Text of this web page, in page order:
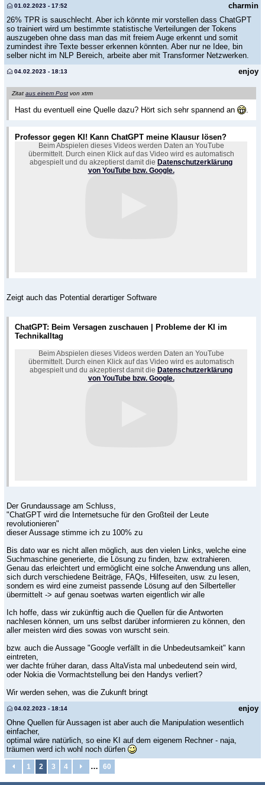
charmin
01.02.2023 - 17:52
26% TPR is sauschlecht. Aber ich könnte mir vorstellen dass ChatGPT
so trainiert wird um bestimmte statistische Verteilungen der Tokens
auszugeben ohne dass man das mit freiem Auge erkennt und somit
zumindest ihre Texte besser erkennen könnten. Aber nur ne Idee, bin
selber nicht im NLP Bereich, arbeite aber mit Transformer Netzwerken.
enjoy
04.02.2023 - 18:13
Zitat aus einem Post von xtrm
Hast du eventuell eine Quelle dazu? Hört sich sehr spannend an .
Professor gegen KI! Kann ChatGPT meine Klausur lösen?
Beim Abspielen dieses Videos werden Daten an YouTube
übermittelt. Durch einen Klick auf das Video wird es automatisch
abgespielt und du akzeptierst damit die Datenschutzerklärung
von YouTube bzw. Google.
Zeigt auch das Potential derartiger Software
ChatGPT: Beim Versagen zuschauen | Probleme der KI im
Technikalltag
Beim Abspielen dieses Videos werden Daten an YouTube
übermittelt. Durch einen Klick auf das Video wird es automatisch
abgespielt und du akzeptierst damit die Datenschutzerklärung
von YouTube bzw. Google.
Der Grundaussage am Schluss,
"ChatGPT wird die Internetsuche für den Großteil der Leute
revolutionieren"
dieser Aussage stimme ich zu 100% zu
Bis dato war es nicht allen möglich, aus den vielen Links, welche eine
Suchmaschine generierte, die Lösung zu finden, bzw. extrahieren.
Genau das erleichtert und ermöglicht eine solche Anwendung uns allen,
sich durch verschiedene Beiträge, FAQs, Hilfeseiten, usw. zu lesen,
sondern es wird eine zumeist passende Lösung auf den Silberteller
übermittelt -> auf genau soetwas warten eigentlich wir alle
Ich hoffe, dass wir zukünftig auch die Quellen für die Antworten
nachlesen können, um uns selbst darüber informieren zu können, den
aller meisten wird dies sowas von wurscht sein.
bzw. auch die Aussage "Google verfällt in die Unbedeutsamkeit" kann
eintreten,
wer dachte früher daran, dass AltaVista mal unbedeutend sein wird,
oder Nokia die Vormachtstellung bei den Handys verliert?
Wir werden sehen, was die Zukunft bringt
enjoy
04.02.2023 - 18:14
Ohne Quellen für Aussagen ist aber auch die Manipulation wesentlich
einfacher,
optimal wäre natürlich, so eine KI auf dem eigenem Rechner - naja,
träumen werd ich wohl noch dürfen
1 2 3 4 … 60